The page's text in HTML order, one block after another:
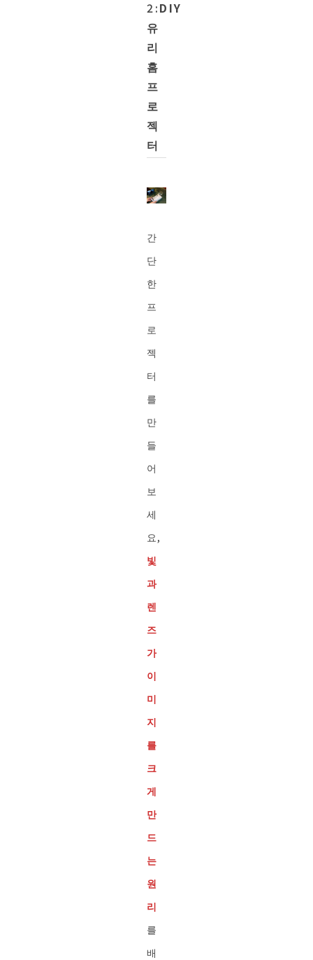
2:DIY
유
리
홈
프
로
젝
터
간
단
한
프
로
젝
터
를
만
들
어
보
세
요,
빛
과
렌
즈
가
이
미
지
를
크
게
만
드
는
원
리
를
배